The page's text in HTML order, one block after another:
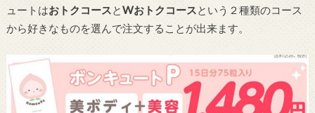
ュートはおトクコースとWおトクコースという２種類のコース
から好きなものを選んで注文することが出来ます。